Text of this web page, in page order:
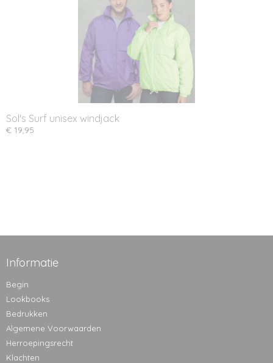
Sol's Surf unisex windjack
€ 19,95
Informatie
Begin
Lookbooks
Bedrukken
Algemene Voorwaarden
Herroepingsrecht
Klachten